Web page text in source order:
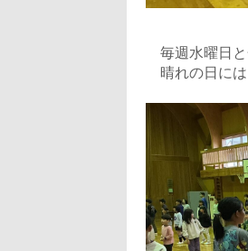
毎週水曜日と
晴れの日には